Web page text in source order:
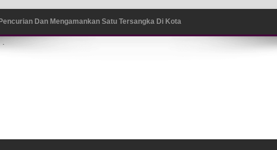
Dan Mengamankan Satu Tersangka Di Kota
Warga Saat Nonton Bareng Final Piala Dunia 2026 di
.